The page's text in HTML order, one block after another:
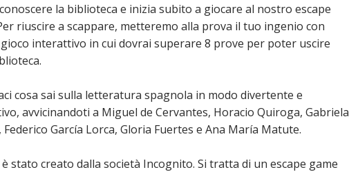
la biblioteca e inizia subito a giocare al nostro escape
riuscire a scappare, metteremo alla prova il tuo ingenio con
interattivo in cui dovrai superare 8 prove per poter uscire
cosa sai sulla letteratura spagnola in modo divertente e
avvicinandoti a Miguel de Cervantes, Horacio Quiroga, Gabriela
García Lorca, Gloria Fuertes e Ana María Matute.
stato creato dalla società Incognito. Si tratta di un escape game